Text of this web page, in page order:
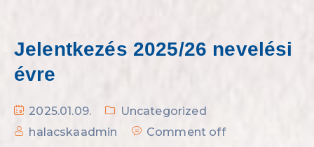
Jelentkezés 2025/26 nevelési
évre
2025.01.09.
Uncategorized
halacskaadmin
Comment off